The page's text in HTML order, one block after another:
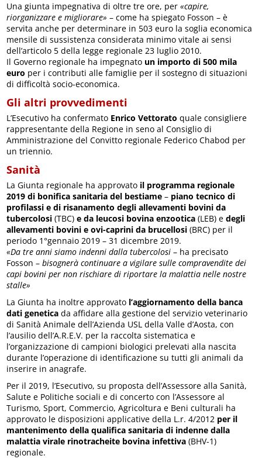
Una giunta impegnativa di oltre tre ore, per «capire,
riorganizzare e migliorare» – come ha spiegato Fosson – è
servita anche per determinare in 503 euro la soglia economica
mensile di sussistenza considerata minimo vitale ai sensi
dell’articolo 5 della legge regionale 23 luglio 2010.
Il Governo regionale ha impegnato un importo di 500 mila
euro per i contributi alle famiglie per il sostegno di situazioni
di difficoltà socio-economica.
Gli altri provvedimenti
L’Esecutivo ha confermato Enrico Vettorato quale consigliere
rappresentante della Regione in seno al Consiglio di
Amministrazione del Convitto regionale Federico Chabod per
un triennio.
Sanità
La Giunta regionale ha approvato il programma regionale
2019 di bonifica sanitaria del bestiame – piano tecnico di
profilassi e di risanamento degli allevamenti bovini da
tubercolosi(TBC)e da leucosi bovina enzootica (LEB) edegli
allevamenti bovini e ovi-caprini da brucellosi(BRC) per il
periodo 1°gennaio 2019 – 31 dicembre 2019.
«Da tre anni siamo indenni dalla tubercolosi – ha precisato
Fosson –bisognerà continuare a vigilare sulle compravendite dei
capi bovini per non rischiare di riportare la malattia nelle nostre
stalle»
La Giunta ha inoltre approvato l’aggiornamento della banca
dati genetica da affidare alla gestione del servizio veterinario
di Sanità Animale dell’Azienda USL della Valle d’Aosta, con
l’ausilio dell’A.R.E.V. per la raccolta sistematica e
l’organizzazione di campioni biologici prelevati alla nascita
durante l’operazione di identificazione su tutti gli animali da
inserire in anagrafe.
Per il 2019, l’Esecutivo, su proposta dell’Assessore alla Sanità,
Salute e Politiche sociali e di concerto con l’Assessore al
Turismo, Sport, Commercio, Agricoltura e Beni culturali ha
approvato le disposizioni applicative della L.r. 4/2012 per il
mantenimento della qualifica sanitaria di indenne dalla
malattia virale rinotracheite bovina infettiva (BHV-1)
regionale.